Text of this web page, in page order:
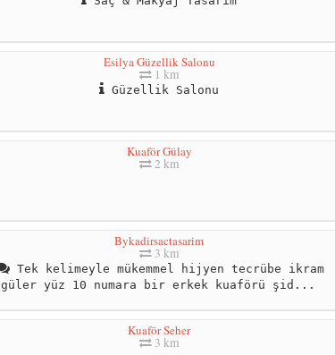
Esilya Güzellik Salonu
1 km
Güzellik Salonu
Kuaför Gülay
2 km
Bykadirsactasarim
3 km
Tek kelimeyle mükemmel hijyen tecrübe ikram
güler yüz 10 numara bir erkek kuaförü şid...
Kuaför Seher
3 km